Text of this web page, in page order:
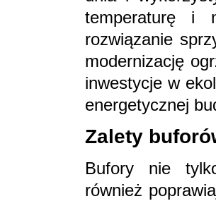
temperaturę i
rozwiązanie
modernizację
inwestycje w
energetycznej
Zalety
Bufory nie
również